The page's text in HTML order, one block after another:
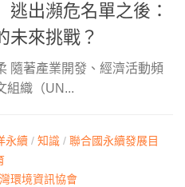
逃出瀕危名單之後：
未來挑戰？
隨著產業開發、經濟活動頻
組織（UN...
永續 / 知識 / 聯合國永續發展目
環境資訊協會